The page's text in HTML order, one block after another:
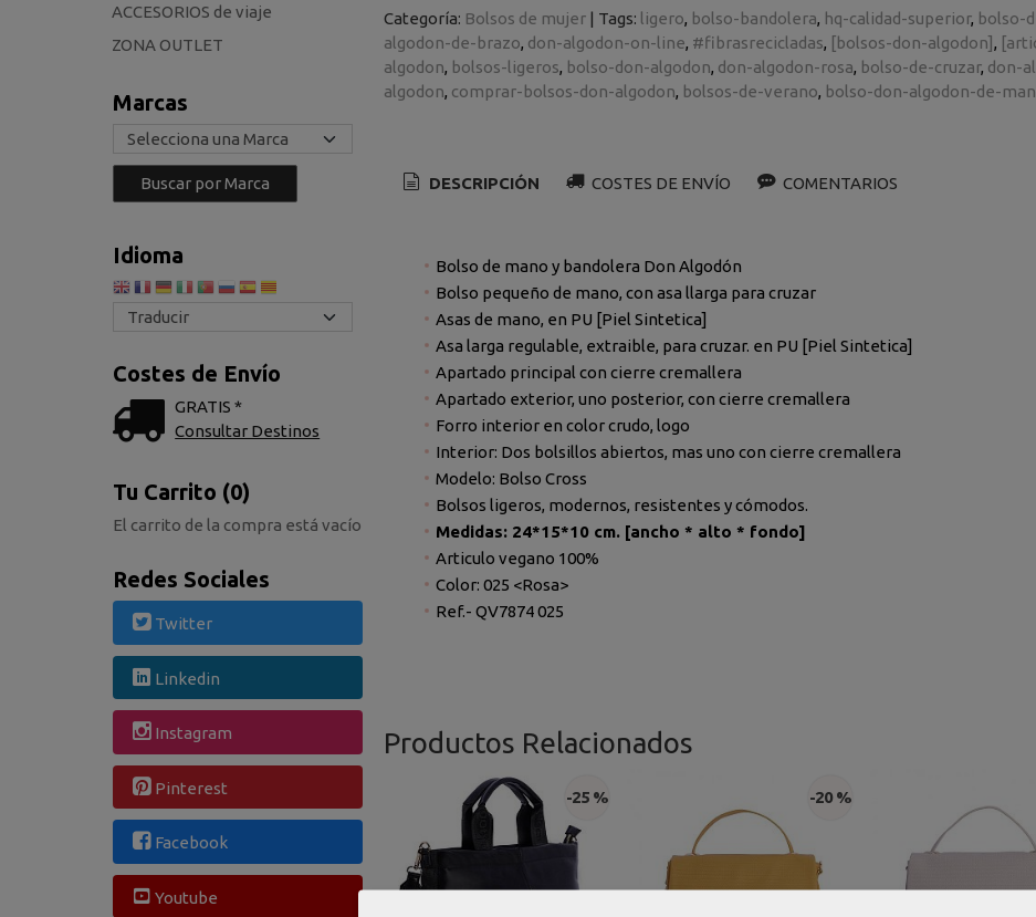
ACCESORIOS de viaje
ZONA OUTLET
Marcas
Idioma
Costes de Envío
GRATIS *
Consultar Destinos
Tu Carrito (0)
El carrito de la compra está vacío
Redes Sociales
Twitter
Linkedin
Instagram
Pinterest
Facebook
Youtube
Categoría: Bolsos de mujer| Tags: ligero bolso-bandolera hq-calidad-superior bolso-
algodon-de-brazo don-algodon-on-line #fibrasrecicladas [bolsos-don-algodon]
algodon bolsos-ligeros bolso-don-algodon don-algodon-rosa bolso-de-cruzar don-
algodon comprar-bolsos-don-algodon bolsos-de-verano bolso-don-algodon-de-
DESCRIPCIÓN COSTES DE ENVÍO COMENTARIOS
Bolso de mano y bandolera Don Algodón
Bolso pequeño de mano, con asa llarga para cruzar
Asas de mano, en PU [Piel Sintetica]
Asa larga regulable, extraible, para cruzar. en PU [Piel Sintetica]
Apartado principal con cierre cremallera
Apartado exterior, uno posterior, con cierre cremallera
Forro interior en color crudo, logo
Interior: Dos bolsillos abiertos, mas uno con cierre cremallera
Modelo: Bolso Cross
Bolsos ligeros, modernos, resistentes y cómodos.
Medidas: 24*15*10 cm. [ancho * alto * fondo]
Articulo vegano 100%
Color: 025 <Rosa>
Ref.- QV7874 025
Productos Relacionados
-25 % -20 %